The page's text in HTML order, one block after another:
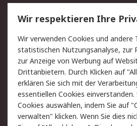
Service
Value Added Services
Rücksendungen
Hilfe
Rechtliches
AGB
Cookie-Richtlinie
Wir respektieren Ihre
Wir verwenden Cookies und andere
statistischen Nutzungsanalyse, zur
zur Anzeige von Werbung auf
Drittanbietern. Durch Klicken auf
erklären Sie sich mit der
essentiellen Cookies einverstanden.
Cookies auswählen, indem Sie auf
verwalten" klicken. Wenn Sie dies